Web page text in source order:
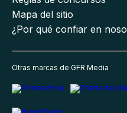
Mapa del sitio
¿Por qué confiar en
Otras marcas de GFR Media